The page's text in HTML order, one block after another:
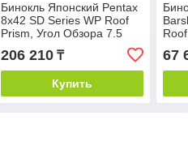
Бинокль Японский Pentax
8x42 SD Series WP Roof
Prism, Угол Обзора 7.5
Градусов, Зеленый
206 210₸
Купить
67